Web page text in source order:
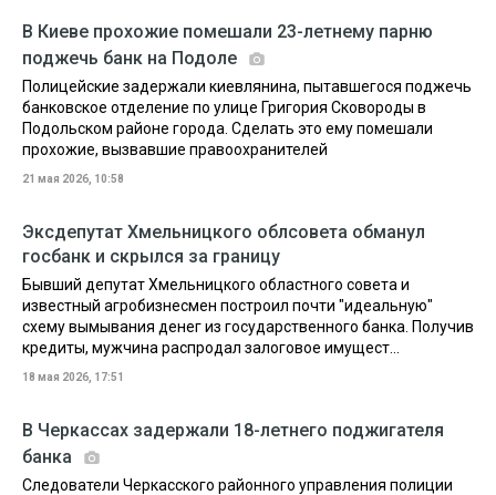
В Киеве прохожие помешали 23-летнему парню
поджечь банк на Подоле
Полицейские задержали киевлянина, пытавшегося поджечь
банковское отделение по улице Григория Сковороды в
Подольском районе города. Сделать это ему помешали
прохожие, вызвавшие правоохранителей
21 мая 2026, 10:58
Эксдепутат Хмельницкого облсовета обманул
госбанк и скрылся за границу
Бывший депутат Хмельницкого областного совета и
известный агробизнесмен построил почти "идеальную"
схему вымывания денег из государственного банка. Получив
кредиты, мужчина распродал залоговое имущест...
18 мая 2026, 17:51
В Черкассах задержали 18-летнего поджигателя
банка
Следователи Черкасского районного управления полиции